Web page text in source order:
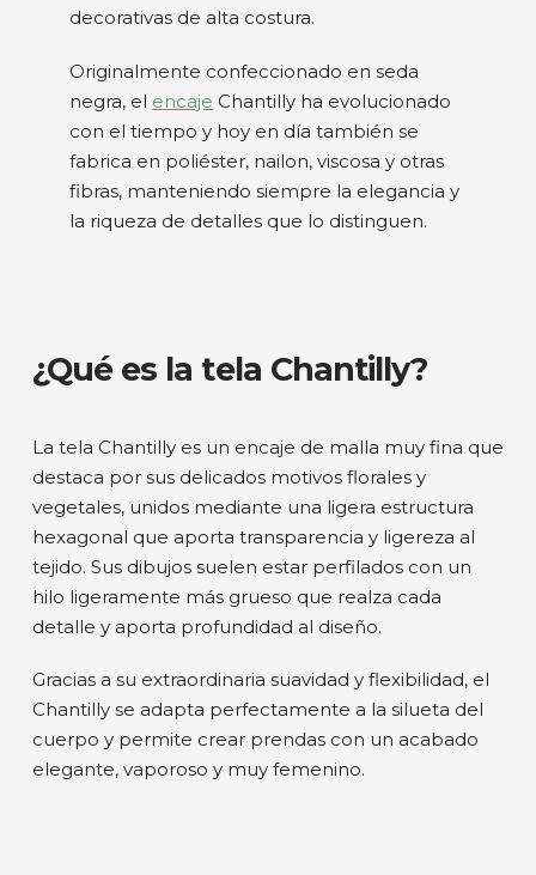
decorativas de alta costura.
Originalmente confeccionado en seda
negra, el encaje Chantilly ha evolucionado
con el tiempo y hoy en día también se
fabrica en poliéster, nailon, viscosa y otras
fibras, manteniendo siempre la elegancia y
la riqueza de detalles que lo distinguen.
¿Qué es la tela Chantilly?
La tela Chantilly es un encaje de malla muy fina que
destaca por sus delicados motivos florales y
vegetales, unidos mediante una ligera estructura
hexagonal que aporta transparencia y ligereza al
tejido. Sus dibujos suelen estar perfilados con un
hilo ligeramente más grueso que realza cada
detalle y aporta profundidad al diseño.
Gracias a su extraordinaria suavidad y flexibilidad, el
Chantilly se adapta perfectamente a la silueta del
cuerpo y permite crear prendas con un acabado
elegante, vaporoso y muy femenino.